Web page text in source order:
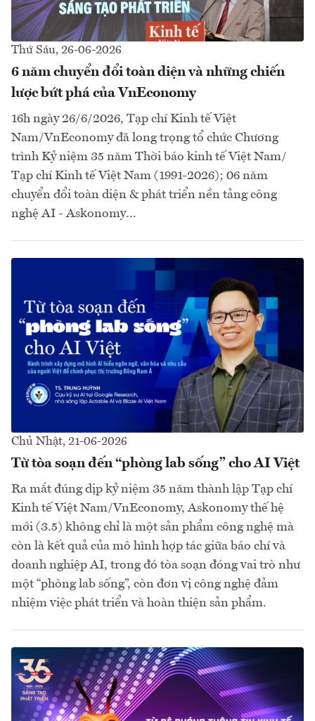
Thứ Sáu, 26-06-2026
6 năm chuyển đổi toàn diện và những chiến
lược bứt phá của VnEconomy
16h ngày 26/6/2026, Tạp chí Kinh tế Việt
Nam/VnEconomy đã long trọng tổ chức Chương
trình Kỷ niệm 35 năm Thời báo kinh tế Việt Nam/
Tạp chí Kinh tế Việt Nam (1991-2026); 06 năm
chuyển đổi toàn diện & phát triển nền tảng công
nghệ AI - Askonomy…
Chủ Nhật, 21-06-2026
Từ tòa soạn đến “phòng lab sống” cho AI Việt
Ra mắt đúng dịp kỷ niệm 35 năm thành lập Tạp chí
Kinh tế Việt Nam/VnEconomy, Askonomy thế hệ
mới (3.5) không chỉ là một sản phẩm công nghệ mà
còn là kết quả của mô hình hợp tác giữa báo chí và
doanh nghiệp AI, trong đó tòa soạn đóng vai trò như
một “phòng lab sống”, còn đơn vị công nghệ đảm
nhiệm việc phát triển và hoàn thiện sản phẩm.